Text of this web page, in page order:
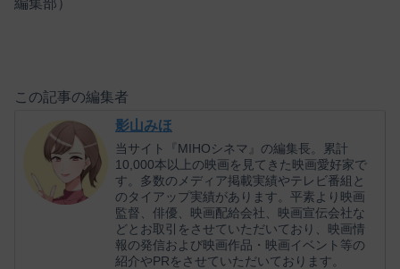
編集部）
この記事の編集者
影山みほ
当サイト『MIHOシネマ』の編集長。累計
10,000本以上の映画を見てきた映画愛好家で
す。多数のメディア掲載実績やテレビ番組と
のタイアップ実績があります。平素より映画
監督、俳優、映画配給会社、映画宣伝会社な
どとお取引をさせていただいており、映画情
報の発信および映画作品・映画イベント等の
紹介やPRをさせていただいております。